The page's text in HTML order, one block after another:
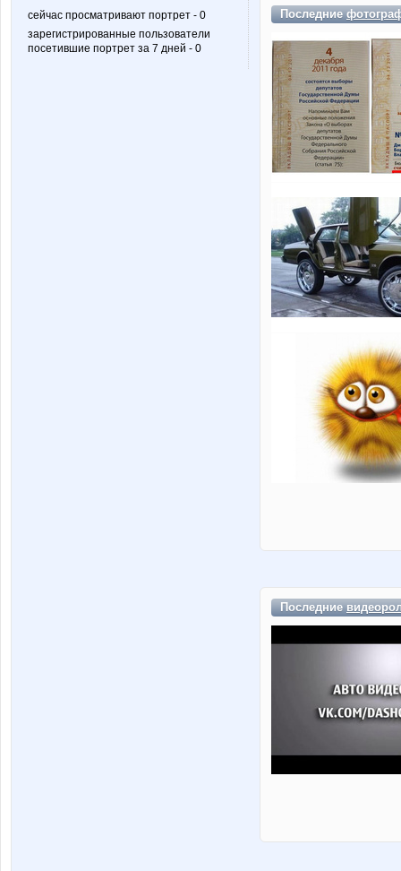
сейчас просматривают портрет - 0
зарегистрированные пользователи
посетившие портрет за 7 дней - 0
Последние
Последние